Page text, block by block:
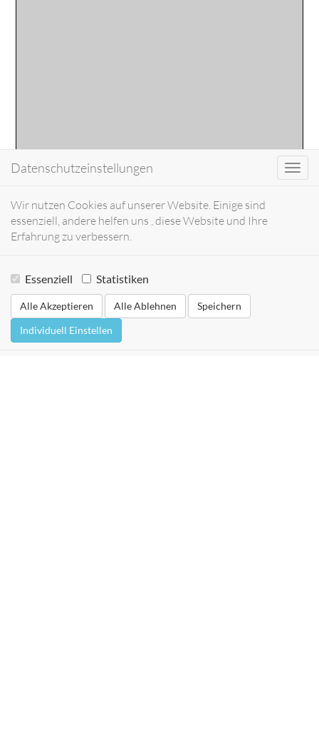
Datenschutzeinstellungen
Wir nutzen Cookies auf unserer Website. Einige sind
essenziell, andere helfen uns , diese Website und Ihre
Erfahrung zu verbessern.
Essenziell Statistiken
Alle Akzeptieren Alle Ablehnen
Speichern
Individuell Einstellen